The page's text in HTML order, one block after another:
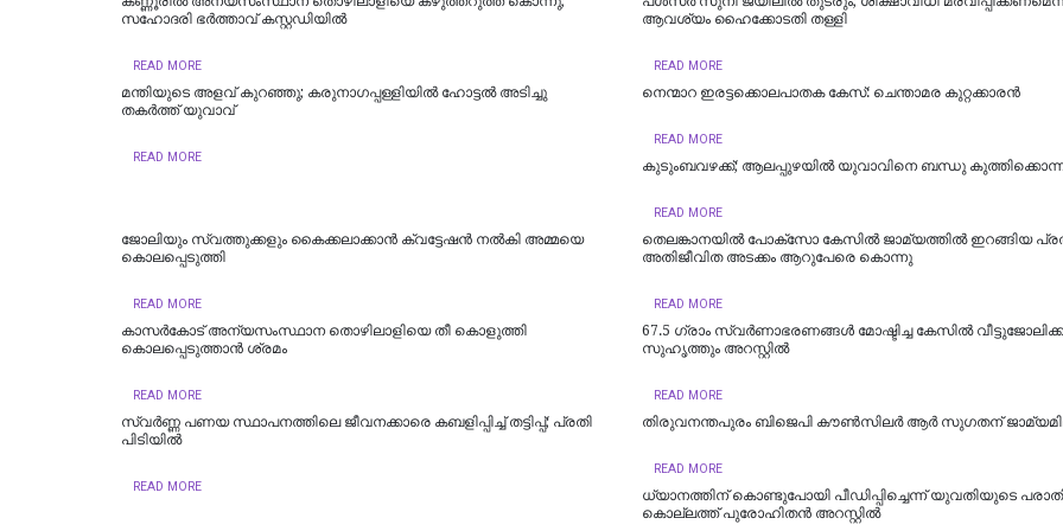
സഹോദരി ഭർത്താവ് കസ്റ്റഡിയിൽ
READ MORE
ആവശ്യം ഹൈക്കോടതി തള്ളി
READ MORE
മന്തിയുടെ അളവ് കുറഞ്ഞു; കരുനാ​ഗപ്പള്ളിയിൽ ഹോട്ടല്‍ അടിച്ചു
തകര്‍ത്ത് യുവാവ്
READ MORE
നെന്മാറ ഇരട്ടക്കൊലപാതക കേസ്: ചെന്താമര കുറ്റക്കാരൻ
READ MORE
കുടുംബവഴക്ക്; ആലപ്പുഴയില്‍ യുവാവിനെ ബന്ധു
READ MORE
ജോലിയും സ്വത്തുക്കളും കൈക്കലാക്കാൻ ക്വട്ടേഷൻ നൽകി അമ്മയെ
കൊലപ്പെടുത്തി
READ MORE
തെലങ്കാനയിൽ പോക്‌സോ കേസില്‍ ജാമ്യത്തില്‍ ഇറങ്ങിയ
അതിജീവിത അടക്കം ആറുപേരെ കൊന്നു
READ MORE
കാസര്‍കോട് അന്യസംസ്ഥാന തൊഴിലാളിയെ തീ കൊളുത്തി
കൊലപ്പെടുത്താന്‍ ശ്രമം
READ MORE
67.5 ഗ്രാം സ്വർണാഭരണങ്ങൾ മോഷ്ടിച്ച കേസിൽ
സുഹൃത്തും അറസ്റ്റിൽ
READ MORE
സ്വർണ്ണ പണയ സ്ഥാപനത്തിലെ ജീവനക്കാരെ കബളിപ്പിച്ച് തട്ടിപ്പ്; പ്രതി
പിടിയില്‍
READ MORE
തിരുവനന്തപുരം ബിജെപി കൗൺസിലർ ആർ സുഗതന്
READ MORE
ധ്യാനത്തിന് കൊണ്ടുപോയി പീഡിപ്പിച്ചെന്ന് യുവതിയുടെ
കൊല്ലത്ത് പുരോഹിതന്‍ അറസ്റ്റില്‍